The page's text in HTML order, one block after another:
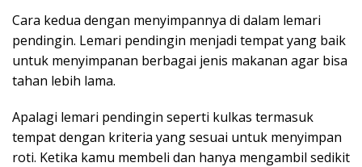
Cara kedua dengan menyimpannya di dalam lemari
pendingin. Lemari pendingin menjadi tempat yang baik
untuk menyimpanan berbagai jenis makanan agar bisa
tahan lebih lama.
Apalagi lemari pendingin seperti kulkas termasuk
tempat dengan kriteria yang sesuai untuk menyimpan
roti. Ketika kamu membeli dan hanya mengambil sedikit